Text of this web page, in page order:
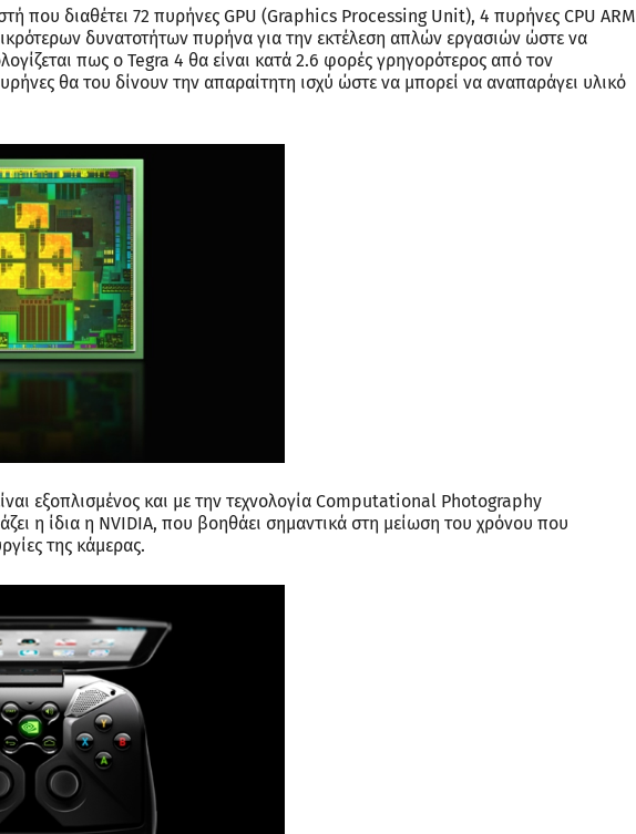
που διαθέτει 72 πυρήνες GPU (Graphics Processing Unit), 4 πυρήνες CPU ARM
δυνατοτήτων πυρήνα για την εκτέλεση απλών εργασιών ώστε να
πως ο Tegra 4 θα είναι κατά 2.6 φορές γρηγορότερος από τον
θα του δίνουν την απαραίτητη ισχύ ώστε να μπορεί να αναπαράγει υλικό
εξοπλισμένος και με την τεχνολογία Computational Photography
η ίδια η NVIDIA, που βοηθάει σημαντικά στη μείωση του χρόνου που
της κάμερας.